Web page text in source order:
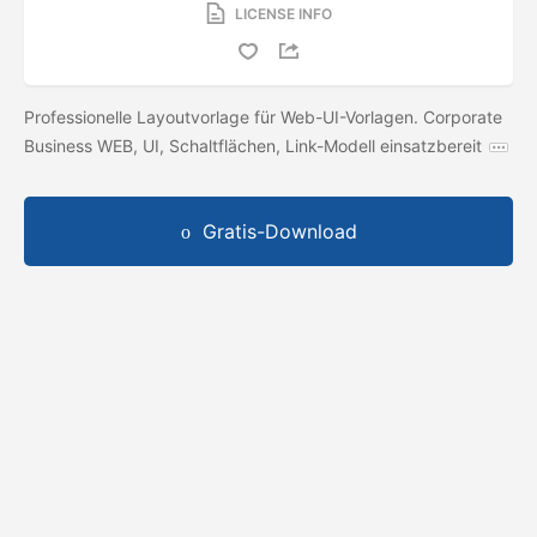
LICENSE INFO
Professionelle Layoutvorlage für Web-UI-Vorlagen. Corporate
Business WEB, UI, Schaltflächen, Link-Modell einsatzbereit
Gratis-Download